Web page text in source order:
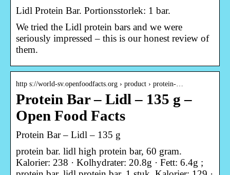
Lidl Protein Bar. Portionsstorlek: 1 bar.
We tried the Lidl protein bars and we were
seriously impressed – this is our honest review of
them.
http s://world-sv.openfoodfacts.org › product › protein-…
Protein Bar – Lidl – 135 g –
Open Food Facts
Protein Bar – Lidl – 135 g
protein bar. lidl high protein bar, 60 gram.
Kalorier: 238 · Kolhydrater: 20.8g · Fett: 6.4g ;